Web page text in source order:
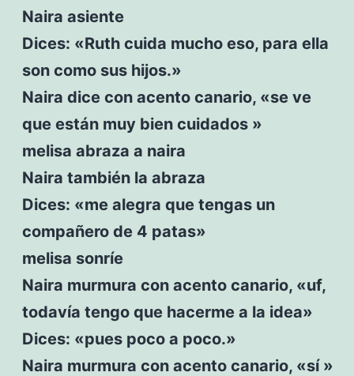
Naira asiente
Dices: «Ruth cuida mucho eso, para ella
son como sus hijos.»
Naira dice con acento canario, «se ve
que están muy bien cuidados »
melisa abraza a naira
Naira también la abraza
Dices: «me alegra que tengas un
compañero de 4 patas»
melisa sonríe
Naira murmura con acento canario, «uf,
todavía tengo que hacerme a la idea»
Dices: «pues poco a poco.»
Naira murmura con acento canario, «sí »